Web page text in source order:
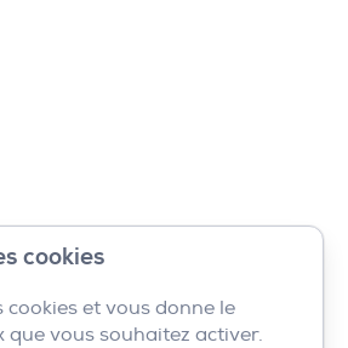
cookies
cookies et vous donne le
que vous souhaitez activer.